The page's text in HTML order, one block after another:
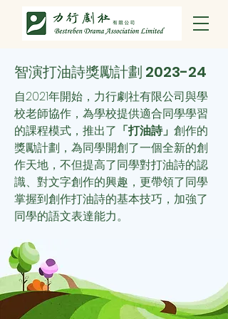
智演打油詩獎勵計劃 2023-24
自2021年開始，力行劇社有限公司與學
校老師協作，為學校提供適合同學學習
的課程模式，推出了 「打油詩」 創作的
獎勵計劃，為同學開創了一個全新的創
作天地，不但提高了同學對打油詩的認
識、對文字創作的興趣，更帶領了同學
掌握到創作打油詩的基本技巧，加強了
同學的語文表達能力。